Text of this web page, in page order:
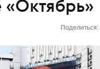
«Октябрь»
Поделиться: